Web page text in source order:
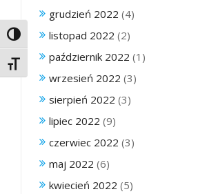
Toggle High Contrast
Toggle Font size
grudzień 2022 (4)
listopad 2022 (2)
październik 2022 (1)
wrzesień 2022 (3)
sierpień 2022 (3)
lipiec 2022 (9)
czerwiec 2022 (3)
maj 2022 (6)
kwiecień 2022 (5)